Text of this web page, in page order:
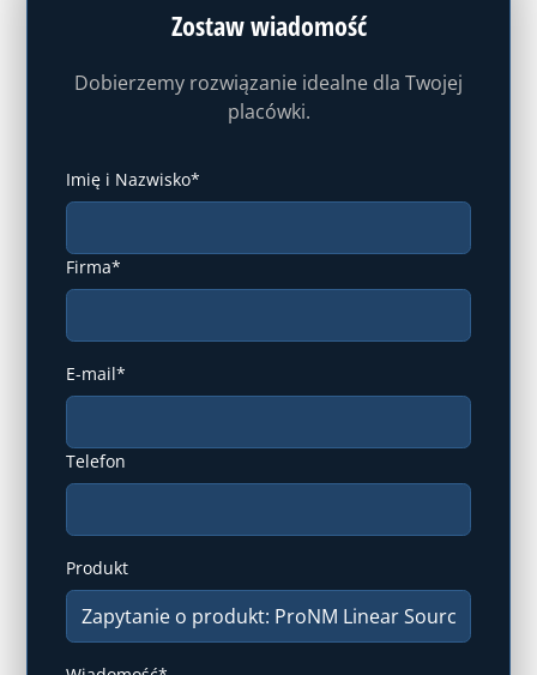
Zostaw wiadomość
Dobierzemy rozwiązanie idealne dla Twojej
placówki.
Imię i Nazwisko*
Firma*
E-mail*
Telefon
Produkt